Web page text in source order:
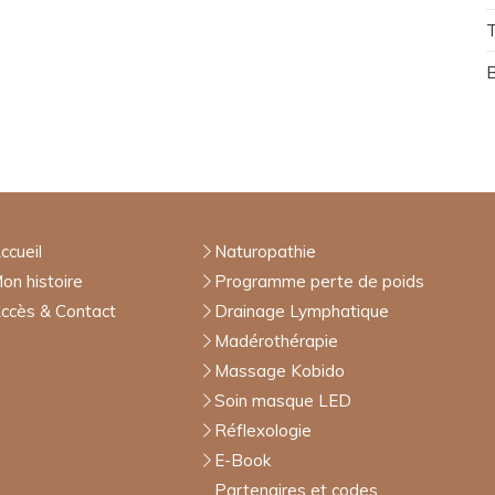
histoire
& Contact
Naturopathie
Programme perte de poids
Drainage Lymphatique
Madérothérapie
Massage Kobido
Soin masque LED
Réflexologie
E-Book
Partenaires et codes